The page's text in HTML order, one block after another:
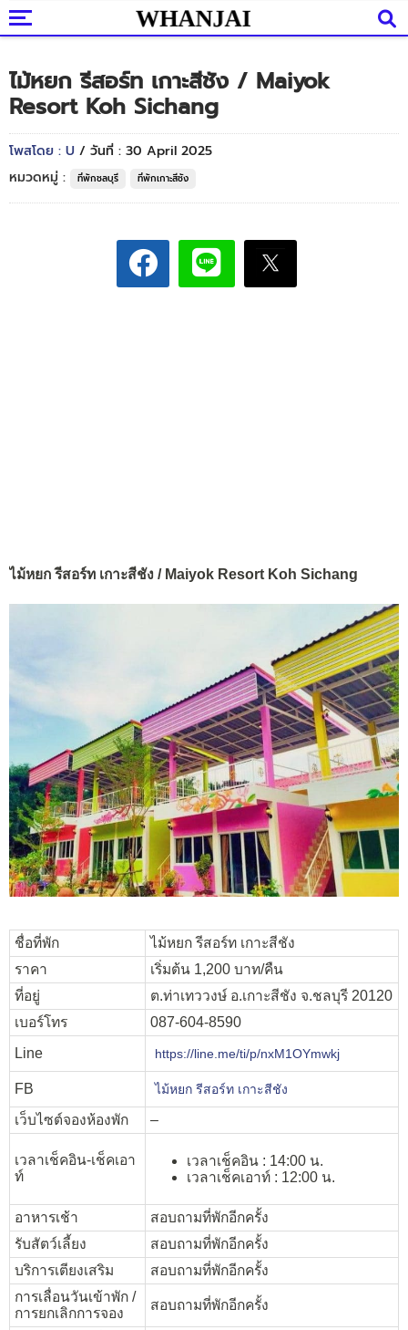
ไม้หยก รีสอร์ท เกาะสีชัง / Maiyok
Resort Koh Sichang
โพสโดย : U / วันที่ : 30 April 2025
หมวดหมู่ :
ที่พักชลบุรี ที่พักเกาะสีชัง
ไม้หยก รีสอร์ท เกาะสีชัง / Maiyok Resort Koh Sichang
ชื่อที่พัก
ไม้หยก รีสอร์ท เกาะสีชัง
ราคา
เริ่มต้น 1,200 บาท/คืน
ที่อยู่
ต.ท่าเทววงษ์ อ.เกาะสีชัง จ.ชลบุรี 20120
เบอร์โทร
087-604-8590
Line
https://line.me/ti/p/nxM1OYmwkj
FB ไม้หยก รีสอร์ท เกาะสีชัง
เว็บไซต์จองห้องพัก –
เวลาเช็คอิน-เช็คเอา
ท์
เวลาเช็คอิน : 14:00 น.
เวลาเช็คเอาท์ : 12:00 น.
อาหารเช้า
สอบถามที่พักอีกครั้ง
รับสัตว์เลี้ยง
สอบถามที่พักอีกครั้ง
บริการเตียงเสริม
สอบถามที่พักอีกครั้ง
การเลื่อนวันเข้าพัก /
การยกเลิกการจอง
สอบถามที่พักอีกครั้ง